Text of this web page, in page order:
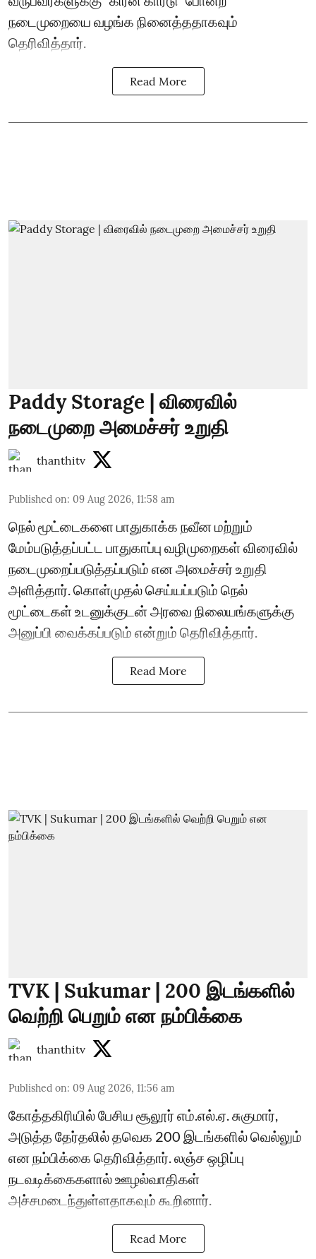
நடைமுறையை வழங்க நினைத்ததாகவும்
தெரிவித்தார்.
Read More
Paddy Storage | விரைவில்
நடைமுறை அமைச்சர் உறுதி
thanthitv
Published on: 09 Aug 2026, 11:58 am
நெல் மூட்டைகளை பாதுகாக்க நவீன மற்றும்
மேம்படுத்தப்பட்ட பாதுகாப்பு வழிமுறைகள் விரைவில்
நடைமுறைப்படுத்தப்படும் என அமைச்சர் உறுதி
அளித்தார். கொள்முதல் செய்யப்படும் நெல்
மூட்டைகள் உடனுக்குடன் அரவை நிலையங்களுக்கு
அனுப்பி வைக்கப்படும் என்றும் தெரிவித்தார்.
Read More
TVK | Sukumar | 200 இடங்களில்
வெற்றி பெறும் என நம்பிக்கை
thanthitv
Published on: 09 Aug 2026, 11:56 am
கோத்தகிரியில் பேசிய சூலூர் எம்.எல்.ஏ. சுகுமார்,
அடுத்த தேர்தலில் தவெக 200 இடங்களில் வெல்லும்
என நம்பிக்கை தெரிவித்தார். லஞ்ச ஒழிப்பு
நடவடிக்கைகளால் ஊழல்வாதிகள்
அச்சமடைந்துள்ளதாகவும் கூறினார்.
Read More